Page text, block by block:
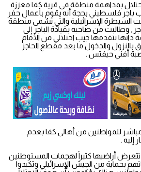
بمداهمة منطقة في قرية كفا معززة
باجر فلسطيني بحجة أنه يقوم بأعمال حفر
السيطرة الإسرائيلية والتي تسُمى منطقة
وطالبت من صاحبه بقيادة الباجر إلى
تتقدمها جيب احتلالي من الأمام
بالنزول والدخول ما بعد مقطع الحاجز
أفني حيفتس .
للمواطنين من أهالي كفا بعدم
إليه .
أراضيها كثيراً لهجمات المستوطنين
بحماية من الجيش الإسرائيلي وتكبدوا